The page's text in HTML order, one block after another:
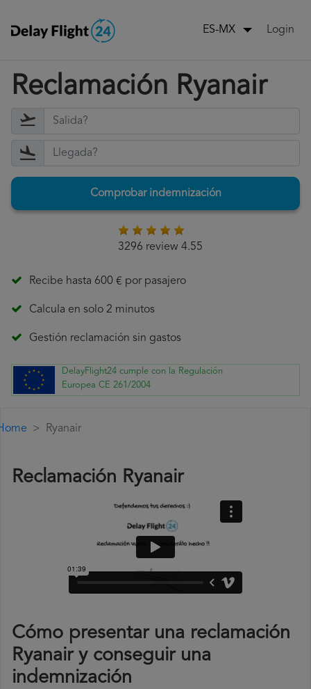
ES-MX Login
Reclamación Ryanair
Comprobar indemnización
3296 review 4.55
Recibe hasta 600 € por pasajero
Calcula en solo 2 minutos
Gestión reclamación sin gastos
DelayFlight24 cumple con la Regulación
Europea CE 261/2004
Ryanair
Reclamación Ryanair
Cómo presentar una reclamación
Ryanair y conseguir una
indemnización